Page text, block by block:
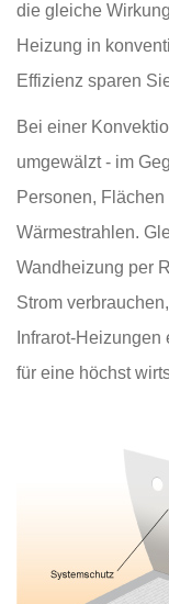
die gleiche
Heizung in
Effizienz sparen
Bei einer
umgewälzt - im
Personen,
Wärmestrahlen.
Wandheizung per
Strom
Infrarot-
für eine höchst